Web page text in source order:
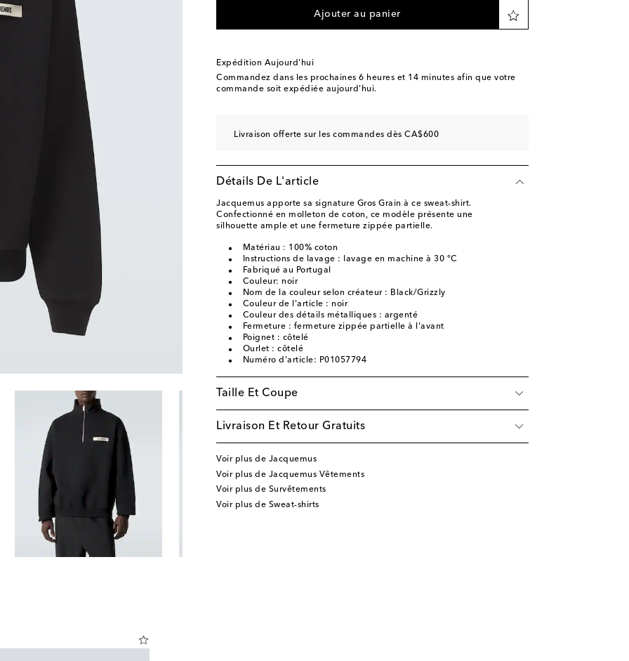
Ajouter au panier
Expédition Aujourd'hui
Commandez dans les prochaines 6 heures et 14 minutes afin que votre
commande soit expédiée aujourd'hui.
Livraison offerte sur les commandes dès CA$600
Détails De L'article
Jacquemus apporte sa signature Gros Grain à ce sweat-shirt.
Confectionné en molleton de coton, ce modèle présente une
silhouette ample et une fermeture zippée partielle.
Matériau : 100% coton
Instructions de lavage : lavage en machine à 30 °C
Fabriqué au Portugal
Couleur: noir
Nom de la couleur selon créateur : Black/Grizzly
Couleur de l'article : noir
Couleur des détails métalliques : argenté
Fermeture : fermeture zippée partielle à l'avant
Poignet : côtelé
Ourlet : côtelé
Numéro d'article: P01057794
Taille Et Coupe
Livraison Et Retour Gratuits
Voir plus de Jacquemus
Voir plus de Jacquemus Vêtements
Voir plus de Survêtements
Voir plus de Sweat-shirts